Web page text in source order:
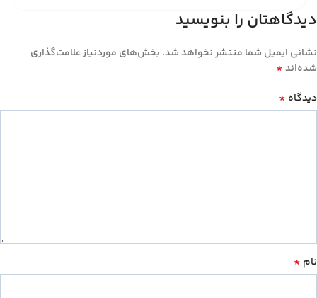
دیدگاهتان را بنویسید
نشانی ایمیل شما منتشر نخواهد شد. بخش‌های موردنیاز علامت‌گذاری
شده‌اند*
دیدگاه *
نام *